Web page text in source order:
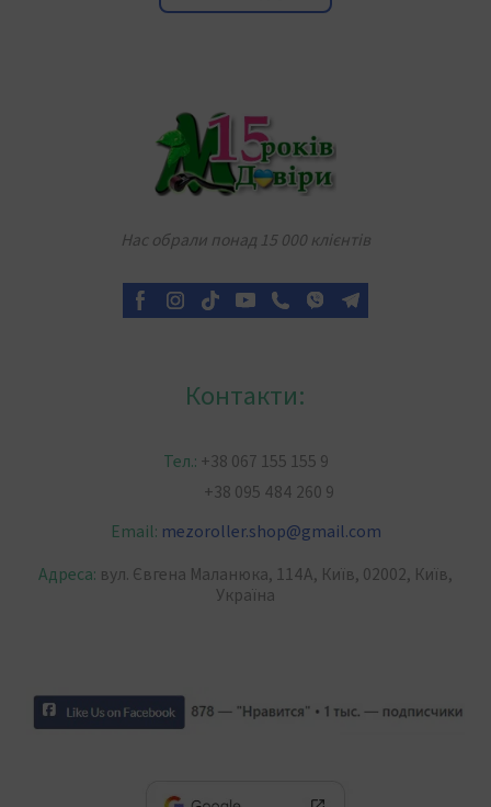
Нас обрали понад 15 000 клієнтів
Контакти:
Тел.: +38 067 155 155 9
+38 095 484 260 9
Email: mezoroller.shop@gmail.com
Адреса: вул. Євгена Маланюка, 114А, Київ, 02002, Київ,
Україна